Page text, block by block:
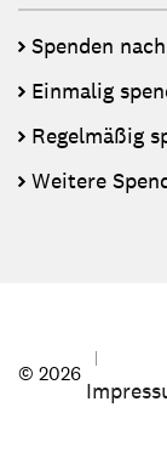
Spenden
Einmalig
Regelmäßig
Weitere
© 2026